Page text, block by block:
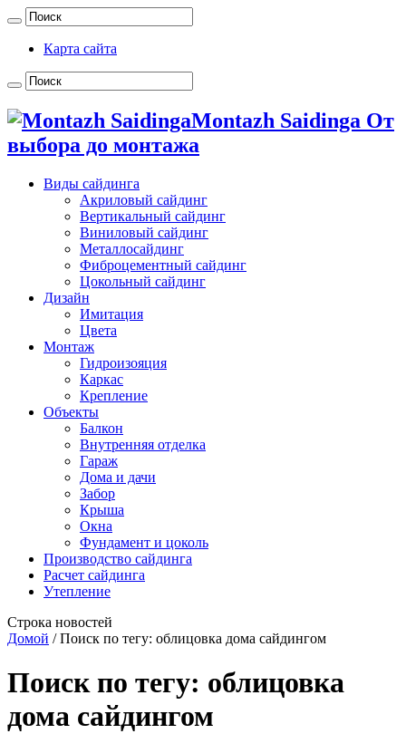
Карта сайта
Montazh Saidinga От
выбора до монтажа
Виды сайдинга
Акриловый сайдинг
Вертикальный сайдинг
Виниловый сайдинг
Металлосайдинг
Фиброцементный сайдинг
Цокольный сайдинг
Дизайн
Имитация
Цвета
Монтаж
Гидроизояция
Каркас
Крепление
Объекты
Балкон
Внутренняя отделка
Гараж
Дома и дачи
Забор
Крыша
Окна
Фундамент и цоколь
Производство сайдинга
Расчет сайдинга
Утепление
Строка новостей
Домой / Поиск по тегу: облицовка дома сайдингом
Поиск по тегу: облицовка
дома сайдингом